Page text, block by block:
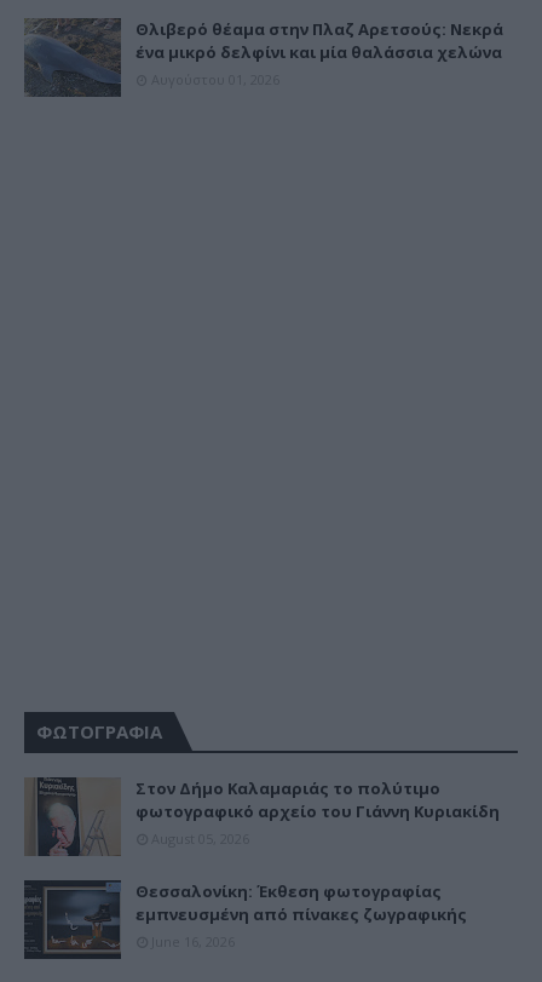
Θλιβερό θέαμα στην Πλαζ Αρετσούς: Νεκρά
ένα μικρό δελφίνι και μία θαλάσσια χελώνα
ΦΩΤΟΓΡΑΦΙΑ
Στον Δήμο Καλαμαριάς το πολύτιμο
φωτογραφικό αρχείο του Γιάννη Κυριακίδη
Θεσσαλονίκη: Έκθεση φωτογραφίας
εμπνευσμένη από πίνακες ζωγραφικής